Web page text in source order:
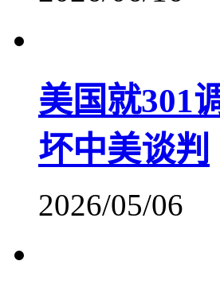
美国就301
坏中美谈判
2026/05/06